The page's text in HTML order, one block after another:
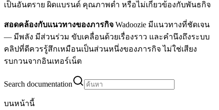
เป็นอันตราย ผิดแบรนด์ คุณภาพต่ำ หรือไม่เกี่ยวข้องกับพันธกิจ
สอดคล้องกับแนวทางของภารกิจ Wadoozie มีแนวทางที่ชัดเจน
— มีพลัง มีส่วนร่วม ขับเคลื่อนด้วยเรื่องราว และคำนึงถึงระบบ
คลิปที่ดีควรรู้สึกเหมือนเป็นส่วนหนึ่งของภารกิจ ไม่ใช่เสียง
รบกวนจากอินเทอร์เน็ต
Search documentation
บนหน้านี้